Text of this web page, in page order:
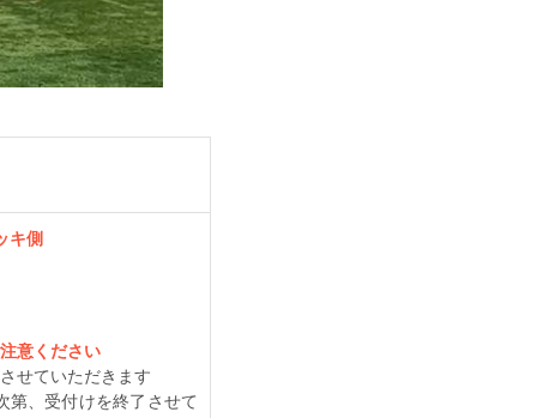
キ側
意ください
せていただきます
第、受付けを終了させて